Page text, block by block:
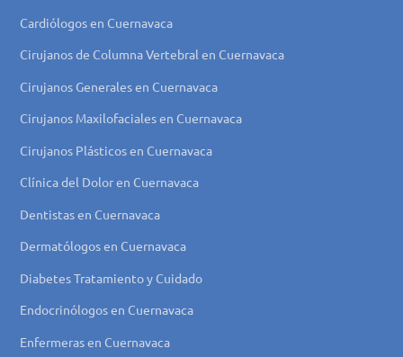
Cardiólogos en Cuernavaca
Cirujanos de Columna Vertebral en Cuernavaca
Cirujanos Generales en Cuernavaca
Cirujanos Maxilofaciales en Cuernavaca
Cirujanos Plásticos en Cuernavaca
Clínica del Dolor en Cuernavaca
Dentistas en Cuernavaca
Dermatólogos en Cuernavaca
Diabetes Tratamiento y Cuidado
Endocrinólogos en Cuernavaca
Enfermeras en Cuernavaca